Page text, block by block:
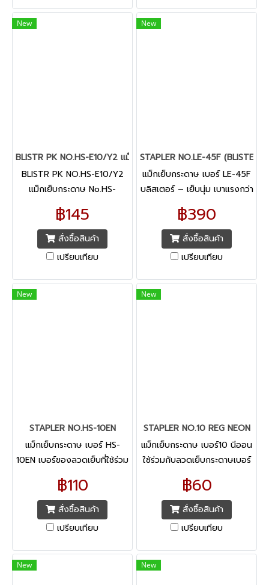
New
BLISTR PK NO.HS-E10/Y2 แม็กเย็บกระดาษ No.HS-E10/Y2
BLISTR PK NO.HS-E10/Y2
แม็กเย็บกระดาษ No.HS-
E10/Y2 – ภายในบรรจุด้วย
เครื่องเย็บกระดาษตราช้างเบอร์
HS-E10 และลวดเย็บเบอร์ 10
รุ่นไททาเนีย
฿145
สั่งซื้อสินค้า
เปรียบเทียบ
New
STAPLER NO.LE-45F (BLISTER)
แม็กเย็บกระดาษ เบอร์ LE-45F
บลิสเตอร์ – เย็บนุ่ม เบาแรงกว่า
เดิมถึง 45%
฿390
สั่งซื้อสินค้า
เปรียบเทียบ
New
STAPLER NO.HS-10EN
แม็กเย็บกระดาษ เบอร์ HS-
10EN เบอร์ของลวดเย็บที่ใช้ร่วม
กับเครื่องเย็บกระดาษ : No. 10
฿110
สั่งซื้อสินค้า
เปรียบเทียบ
New
STAPLER NO.10 REG NEON
แม็กเย็บกระดาษ เบอร์10 นีออน
ใช้ร่วมกับลวดเย็บกระดาษเบอร์
฿60
สั่งซื้อสินค้า
เปรียบเทียบ
New New